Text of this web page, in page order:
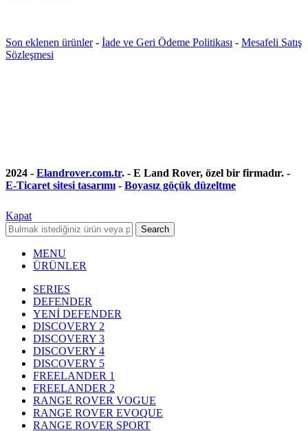
Son eklenen ürünler- İade ve Geri Ödeme Politikası - Mesafeli Satış
Sözleşmesi
2024 - Elandrover.com.tr. - E Land Rover, özel bir firmadır. -
E-Ticaret sitesi tasarımı- Boyasız göçük düzeltme
Kapat
Search
MENU
ÜRÜNLER
SERIES
DEFENDER
YENİ DEFENDER
DISCOVERY 2
DISCOVERY 3
DISCOVERY 4
DISCOVERY 5
FREELANDER 1
FREELANDER 2
RANGE ROVER VOGUE
RANGE ROVER EVOQUE
RANGE ROVER SPORT